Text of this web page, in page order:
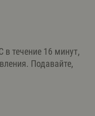
в течение 16 минут,
Подавайте,